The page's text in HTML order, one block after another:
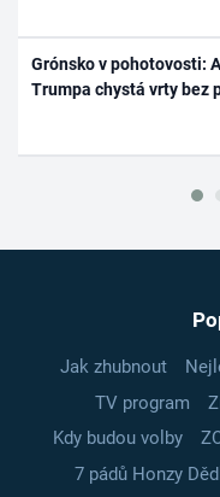
Grónsko v pohotovosti:
Trumpa chystá vrty bez
Jak zhubnout
TV program
Kdy budou volby
7 pádů Honzy